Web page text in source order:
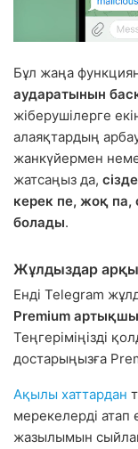
Бұл жаңа
аударатынын
жіберушілерге
алаяқтардың
жанкүйермен
жатсаңыз да,
керек пе, жоқ
болады.
Жұлдыздар
Енді Telegram
Premium
Теңгеріміңізді
достарыңызға
Ақылы хаттардан
мерекелерді
жазылымын